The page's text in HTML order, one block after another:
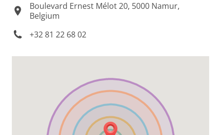
Boulevard Ernest Mélot 20, 5000 Namur,
Belgium
+32 81 22 68 02